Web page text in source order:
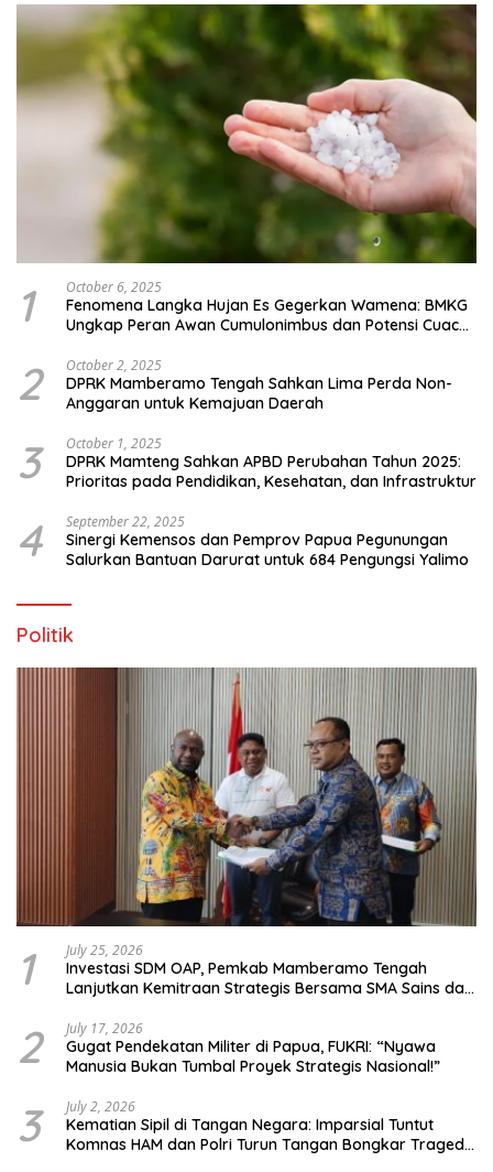
1 October 6, 2025
Fenomena Langka Hujan Es Gegerkan Wamena: BMKG
Ungkap Peran Awan Cumulonimbus dan Potensi Cuaca
2 October 2, 2025
DPRK Mamberamo Tengah Sahkan Lima Perda Non-
Anggaran untuk Kemajuan Daerah
3 October 1, 2025
DPRK Mamteng Sahkan APBD Perubahan Tahun 2025:
Prioritas pada Pendidikan, Kesehatan, dan Infrastruktur
4 September 22, 2025
Sinergi Kemensos dan Pemprov Papua Pegunungan
Salurkan Bantuan Darurat untuk 684 Pengungsi Yalimo
Politik
1 July 25, 2026
Investasi SDM OAP, Pemkab Mamberamo Tengah
Lanjutkan Kemitraan Strategis Bersama SMA Sains dan
2 July 17, 2026
Gugat Pendekatan Militer di Papua, FUKRI: “Nyawa
Manusia Bukan Tumbal Proyek Strategis Nasional!”
3 July 2, 2026
Kematian Sipil di Tangan Negara: Imparsial Tuntut
Komnas HAM dan Polri Turun Tangan Bongkar Tragedi